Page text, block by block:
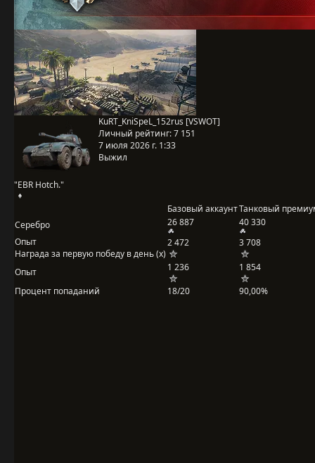
"EBR Hotch."
KuRT_KniSpeL_152rus [VSWOT]
Личный рейтинг:7 151
7 июля 2026 г. 1:33
Выжил
Базовый аккаунтТанковый
Серебро
26 887
40 330
Опыт
Награда за первую победу в день (x)
2 472 3 708
Опыт 1 236
1 854
Процент попаданий
18/20 90,00%